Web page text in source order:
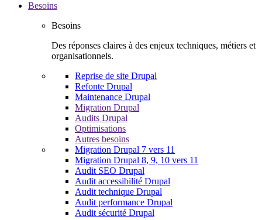
Besoins
Besoins
Des réponses claires à des enjeux techniques, métiers et
organisationnels.
Reprise de site Drupal
Refonte Drupal
Maintenance Drupal
Migration Drupal
Audits Drupal
Optimisations
Autres besoins
Migration Drupal 7 vers 11
Migration Drupal 8, 9, 10 vers 11
Audit SEO Drupal
Audit accessibilité Drupal
Audit technique Drupal
Audit performance Drupal
Audit sécurité Drupal